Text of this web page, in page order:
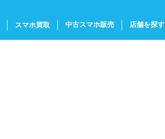
スマホ買取 中古スマホ販売 店舗を探す